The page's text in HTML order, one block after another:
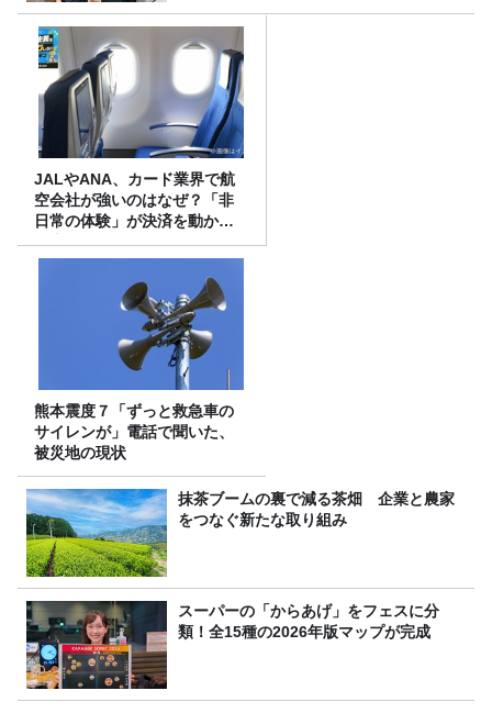
JALやANA、カード業界で航
空会社が強いのはなぜ？「非
日常の体験」が決済を動かす
理由
熊本震度７「ずっと救急車の
サイレンが」電話で聞いた、
被災地の現状
抹茶ブームの裏で減る茶畑 企業と農家
をつなぐ新たな取り組み
スーパーの「からあげ」をフェスに分
類！全15種の2026年版マップが完成